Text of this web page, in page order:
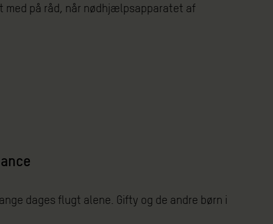
på råd, når nødhjælpsapparatet af
dages flugt alene. Gifty og de andre børn i